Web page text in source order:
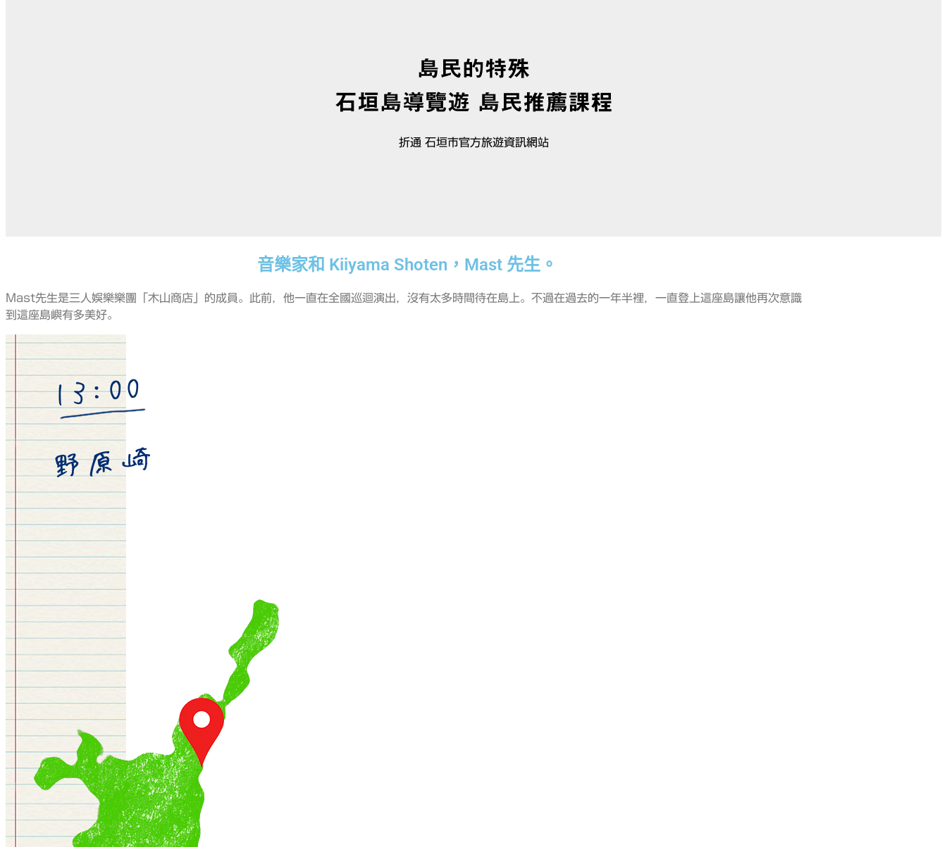
島民的特殊
石垣島導覽遊 島民推薦課程
折通 石垣市官方旅遊資訊網站
音樂家和 Kiiyama Shoten，Mast 先生。
Mast先生是三人娛樂樂團「木山商店」的成員。此前，他一直在全國巡迴演出，沒有太多時間待在島上。不過在過去的一年半裡， 一直登上這座島讓他再次意識
到這座島嶼有多美好。